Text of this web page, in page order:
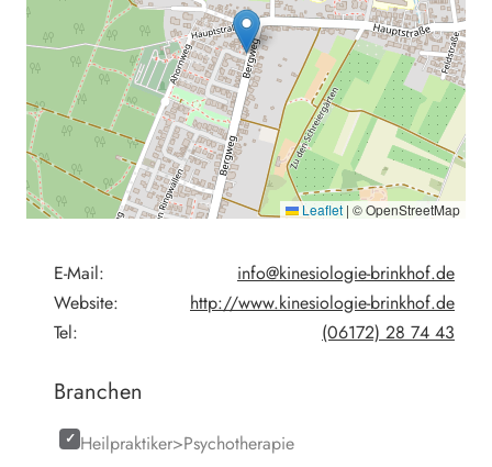
Leaflet | © OpenStreetMap
E-Mail:
info@kinesiologie-brinkhof.de
Website:
http://www.kinesiologie-brinkhof.de
Tel:
(06172) 28 74 43
Branchen
Heilpraktiker>Psychotherapie